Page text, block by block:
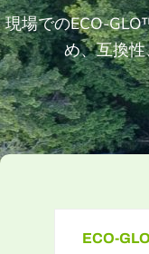
現場でのECO-
め、互換
ECO-